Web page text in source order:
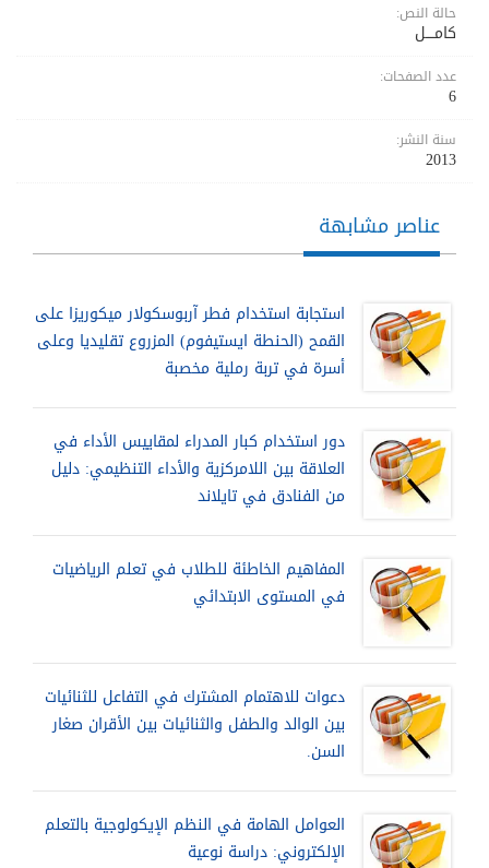
حالة النص:
كامــــل
عدد الصفحات:
6
سنة النشر:
2013
عناصر مشابهة
استجابة استخدام فطر آربوسكولار ميكوريزا على
القمح (الحنطة ايستيفوم) المزروع تقليديا وعلى
أسرة في تربة رملية مخصبة
دور استخدام كبار المدراء لمقاييس الأداء في
العلاقة بين اللامركزية والأداء التنظيمي: دليل
من الفنادق في تايلاند
المفاهيم الخاطئة للطلاب في تعلم الرياضيات
في المستوى الابتدائي
دعوات للاهتمام المشترك في التفاعل للثنائيات
بين الوالد والطفل والثنائيات بين الأقران صغار
السن.
العوامل الهامة في النظم الإيكولوجية بالتعلم
الإلكتروني: دراسة نوعية